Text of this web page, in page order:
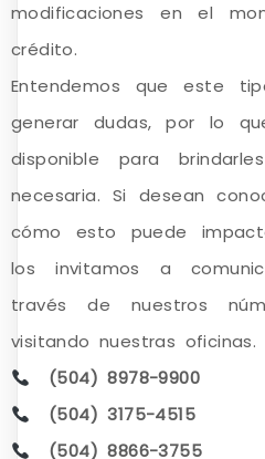
modificaciones en el
crédito.
Entendemos que este
generar dudas, por lo
disponible para
necesaria. Si desean
cómo esto puede
los invitamos a
través de nuestros
visitando nuestras oficinas.
(504)8978-9900
(504)3175-4515
(504)8866-3755